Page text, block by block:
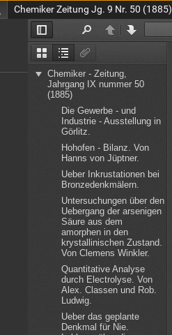
Chemiker Zeitung Jg. 9 Nr. 50 (1885)